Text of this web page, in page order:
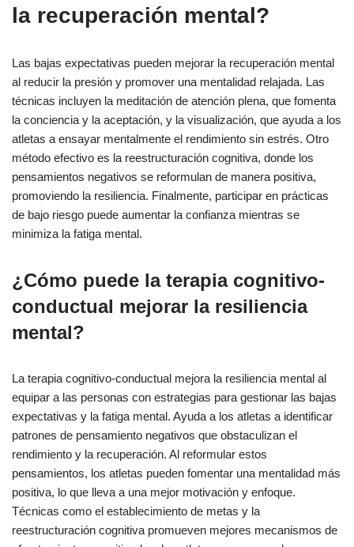
la recuperación mental?
Las bajas expectativas pueden mejorar la recuperación mental
al reducir la presión y promover una mentalidad relajada. Las
técnicas incluyen la meditación de atención plena, que fomenta
la conciencia y la aceptación, y la visualización, que ayuda a los
atletas a ensayar mentalmente el rendimiento sin estrés. Otro
método efectivo es la reestructuración cognitiva, donde los
pensamientos negativos se reformulan de manera positiva,
promoviendo la resiliencia. Finalmente, participar en prácticas
de bajo riesgo puede aumentar la confianza mientras se
minimiza la fatiga mental.
¿Cómo puede la terapia cognitivo-
conductual mejorar la resiliencia
mental?
La terapia cognitivo-conductual mejora la resiliencia mental al
equipar a las personas con estrategias para gestionar las bajas
expectativas y la fatiga mental. Ayuda a los atletas a identificar
patrones de pensamiento negativos que obstaculizan el
rendimiento y la recuperación. Al reformular estos
pensamientos, los atletas pueden fomentar una mentalidad más
positiva, lo que lleva a una mejor motivación y enfoque.
Técnicas como el establecimiento de metas y la
reestructuración cognitiva promueven mejores mecanismos de